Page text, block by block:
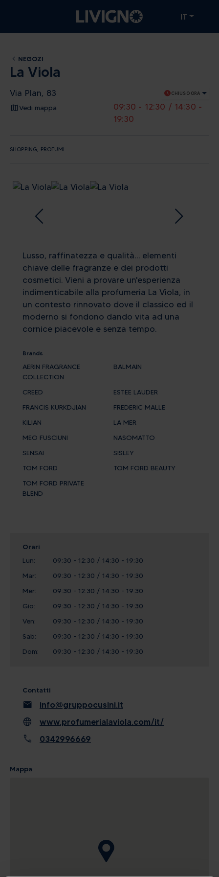
IT
NEGOZI
La Viola
Via Plan, 83
Vedi mappa
scheduleCHIUSO ORA
09:30 - 12:30 / 14:30 -
19:30
SHOPPING, PROFUMI
Lusso, raffinatezza e qualità… elementi
chiave delle fragranze e dei prodotti
cosmetici. Vieni a provare un'esperienza
indimenticabile alla profumeria La Viola, in
un contesto rinnovato dove il classico ed il
moderno si fondono dando vita ad una
cornice piacevole e senza tempo.
Brands
AERIN FRAGRANCE
COLLECTION
BALMAIN
CREED
ESTEE LAUDER
FRANCIS KURKDJIAN
FREDERIC MALLE
KILIAN
LA MER
MEO FUSCIUNI
NASOMATTO
SENSAI
SISLEY
TOM FORD
TOM FORD BEAUTY
TOM FORD PRIVATE
BLEND
Orari
Lun:
09:30 - 12:30 / 14:30 - 19:30
Mar:
09:30 - 12:30 / 14:30 - 19:30
Mer:
09:30 - 12:30 / 14:30 - 19:30
Gio:
09:30 - 12:30 / 14:30 - 19:30
Ven:
09:30 - 12:30 / 14:30 - 19:30
Sab:
09:30 - 12:30 / 14:30 - 19:30
Dom:
09:30 - 12:30 / 14:30 - 19:30
Contatti
mail info@gruppocusini.it
language www.profumerialaviola.com/it/
call 0342996669
Mappa